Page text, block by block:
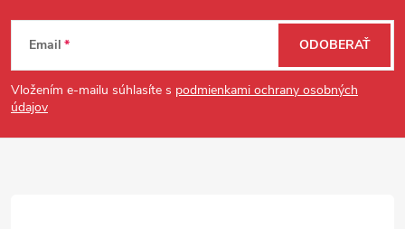
Zápätie
Email
Vložením e-mailu súhlasíte s podmienkami ochrany osobných
údajov
ODOBERAŤ